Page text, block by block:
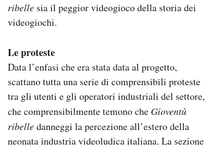
ribelle sia il peggior videogioco della storia dei
videogiochi.
Le proteste
Data l’enfasi che era stata data al progetto,
scattano tutta una serie di comprensibili proteste
tra gli utenti e gli operatori industriali del settore,
che comprensibilmente temono che Gioventù
ribelledanneggi la percezione all’estero della
neonata industria videoludica italiana. La sezione